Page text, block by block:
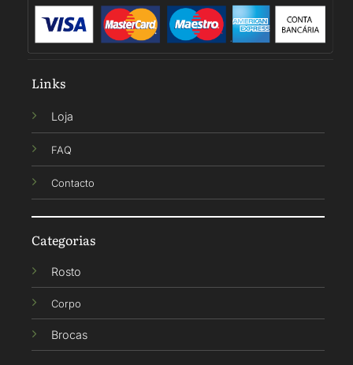
Links
Loja
FAQ
Contacto
Categorias
Rosto
Corpo
Brocas